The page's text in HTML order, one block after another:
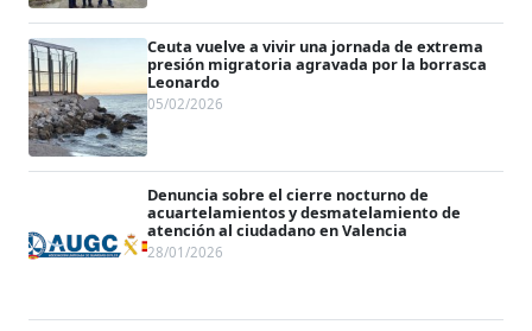
Ceuta vuelve a vivir una jornada de extrema
presión migratoria agravada por la borrasca
Leonardo
05/02/2026
Denuncia sobre el cierre nocturno de
acuartelamientos y desmatelamiento de
atención al ciudadano en Valencia
28/01/2026